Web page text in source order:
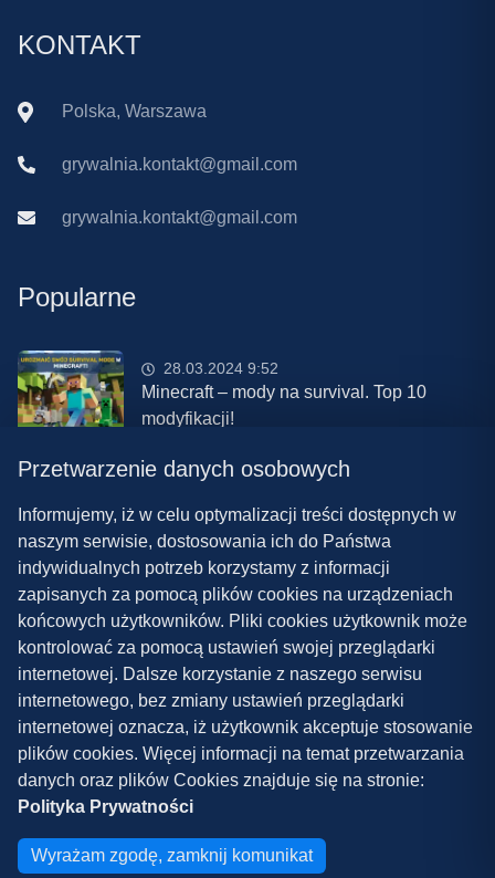
KONTAKT
Polska, Warszawa
grywalnia.kontakt@gmail.com
grywalnia.kontakt@gmail.com
Popularne
28.03.2024 9:52
Minecraft – mody na survival. Top 10
modyfikacji!
08.03.2024 13:28
Najlepsze mody do ETS 2 w 2024 roku –
nowa paczka!
Polityka prywatności
Współpraca
Kontakt
Przetwarzenie danych osobowych
Informujemy, iż w celu optymalizacji treści dostępnych w
naszym serwisie, dostosowania ich do Państwa
indywidualnych potrzeb korzystamy z informacji
zapisanych za pomocą plików cookies na urządzeniach
końcowych użytkowników. Pliki cookies użytkownik może
kontrolować za pomocą ustawień swojej przeglądarki
internetowej. Dalsze korzystanie z naszego serwisu
internetowego, bez zmiany ustawień przeglądarki
internetowej oznacza, iż użytkownik akceptuje stosowanie
plików cookies. Więcej informacji na temat przetwarzania
danych oraz plików Cookies znajduje się na stronie:
Polityka Prywatności
Wyrażam zgodę, zamknij komunikat